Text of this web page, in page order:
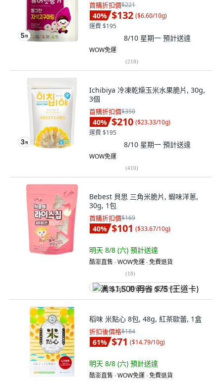
首購折扣價$221
40% $132 ($6.60/10g)
運費 $195
8/10 星期一 預計送達
WOW免運
(218)
Ichibiya 冷凍乾燥玉米水果脆片, 30g,
3個
首購折扣價$350
40% $210 ($23.33/10g)
運費 $195
8/10 星期一 預計送達
WOW免運
(410)
Bebest 貝思 三角米脆片, 蝦味洋蔥,
30g, 1包
首購折扣價$169
40% $101 ($33.67/10g)
明天 8/8 (六) 預計送達
酷澎直售 ∙ WOW免運 ∙ 免費退貨
(18)
满 $1,500 再省 $75 (王道卡)
稻味 米點心 8包, 48g, 紅茶歐蕾, 1盒
折扣後價格$184
61% $71 ($14.79/10g)
明天 8/8 (六) 預計送達
酷澎直售 ∙ WOW免運 ∙ 免費退貨